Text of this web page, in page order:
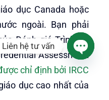
dục Canada hoặc
ngoài. Bạn phải
Đánh giá Trình độ
Assessment
chỉ định bởi IRCC
dục cao nhất của
Liên hệ tư vấn
chaty